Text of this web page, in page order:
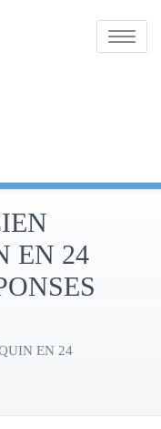
Toggle
EN 24
EN 24